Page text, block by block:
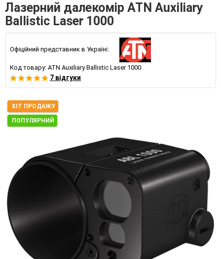
Лазерний далекомір ATN Auxiliary
Ballistic Laser 1000
Офіційний представник в Україні:
Код товару: ATN Auxiliary Ballistic Laser 1000
7 відгуки
ХІТ ПРОДАЖУ
ПОПУЛЯРНИЙ